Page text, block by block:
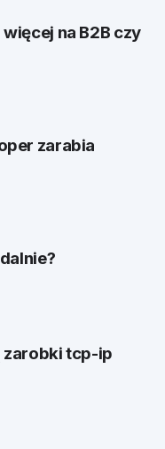
na B2B czy
zarabia
zarobki tcp-ip